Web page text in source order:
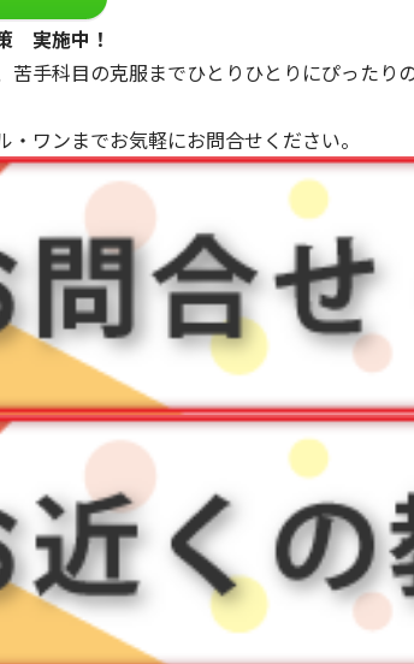
実施中！
苦手科目の克服までひとりひとりにぴったり
・ワンまでお気軽にお問合せください。